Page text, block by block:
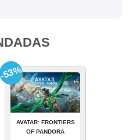
AVATAR: FRONTIERS
OF PANDORA
-53%